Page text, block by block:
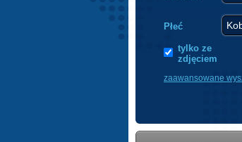
Płeć
tylko ze
zdjęciem
zaawansowane